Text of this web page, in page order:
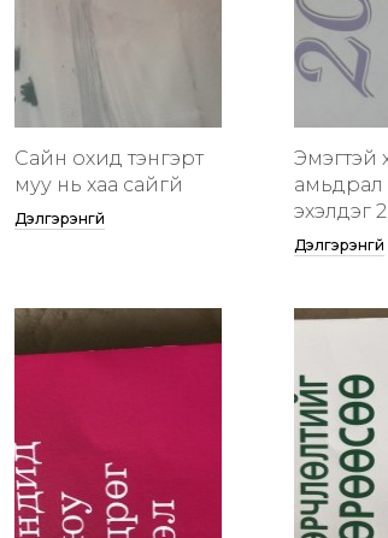
Сайн охид тэнгэрт
муу нь хаа сайгүй
Дэлгэрэнгүй
Эмэгтэй
амьдрал
эхэлдэг 2
Дэлгэрэнгүй